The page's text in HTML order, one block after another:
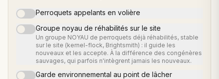
Perroquets appelants en volière
Groupe noyau de réhabilités sur le site
Un groupe NOYAU de perroquets déjà réhabilités, stable
sur le site (kernel-flock, Brightsmith) : il guide les
nouveaux et les accepte. À la différence des congénères
sauvages, qui parfois n'intègrent jamais les nouveaux.
Garde environnemental au point de lâcher